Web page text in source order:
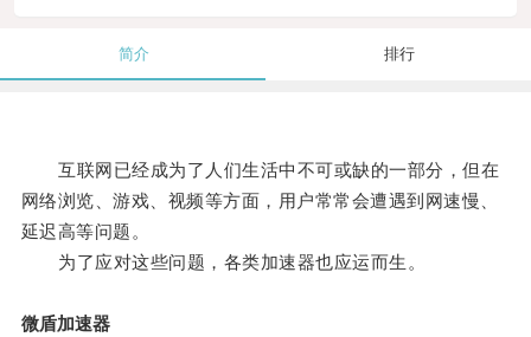
简介 排行
互联网已经成为了人们生活中不可或缺的一部分，但在
网络浏览、游戏、视频等方面，用户常常会遭遇到网速慢、
延迟高等问题。
为了应对这些问题，各类加速器也应运而生。
微盾加速器